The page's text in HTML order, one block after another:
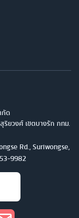
กัด
ริยวงศ์ เขตบางรัก กทม.
Rd., Suriwongse,
9982